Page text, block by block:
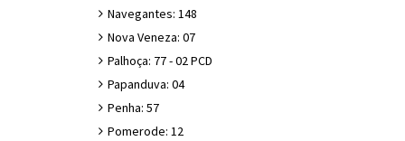
Navegantes: 148
Nova Veneza: 07
Palhoça: 77 - 02 PCD
Papanduva: 04
Penha: 57
Pomerode: 12